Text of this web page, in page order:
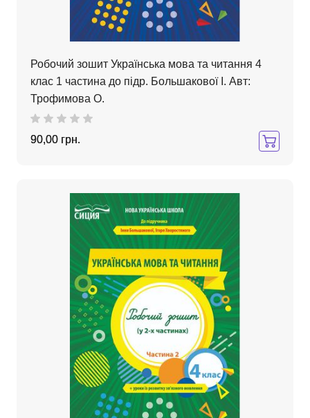
Робочий зошит Українська мова та читання 4
клас 1 частина до підр. Большакової І. Авт:
Трофимова О.
90,00 грн.